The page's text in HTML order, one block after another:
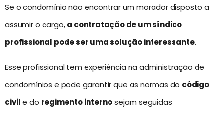
Se o condomínio não encontrar um morador disposto a
assumir o cargo, a contratação de um síndico
profissional pode ser uma solução interessante.
Esse profissional tem experiência na administração de
condomínios e pode garantir que as normas do código
civil e do regimento internosejam seguidas